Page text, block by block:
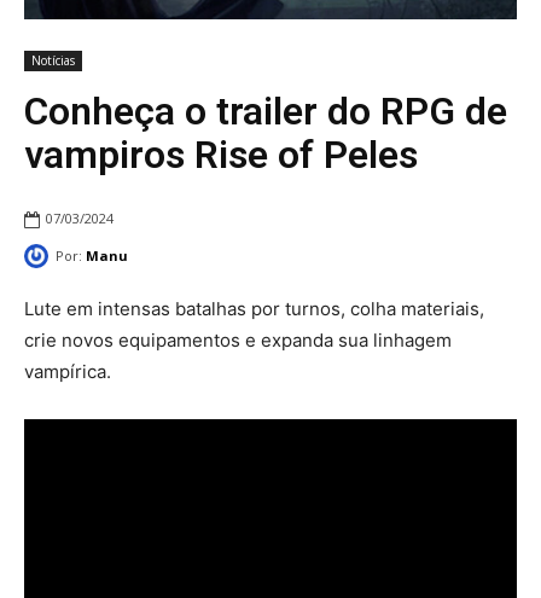
Notícias
Conheça o trailer do RPG de
vampiros Rise of Peles
07/03/2024
Por: Manu
Lute em intensas batalhas por turnos, colha materiais,
crie novos equipamentos e expanda sua linhagem
vampírica.